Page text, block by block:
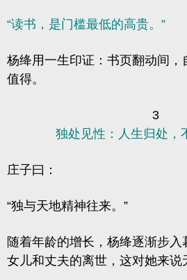
“读书，是门槛最低的高贵。”
杨绛用一生印证：书页翻动间，
值得。
3
独处见性：人生归处，
庄子曰：
“独与天地精神往来。”
随着年龄的增长，杨绛逐渐步入
女儿和丈夫的离世，这对她来说